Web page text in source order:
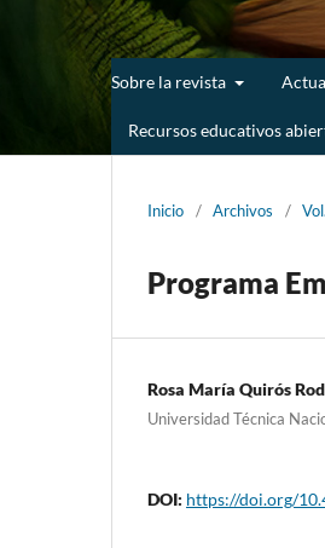
Sobre la revista
Recursos educativos
Inicio / Archivos /
Programa
Rosa María Quirós
Universidad Técnica
DOI: https://doi.org/